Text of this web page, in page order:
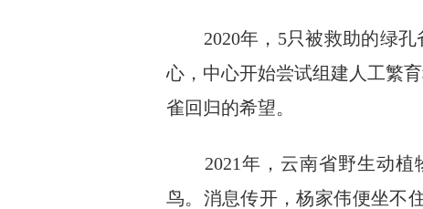
2020年，5只被救助的绿孔
心，中心开始尝试组建人工繁
雀回归的希望。
2021年，云南省野生动植
鸟。消息传开，杨家伟便坐不